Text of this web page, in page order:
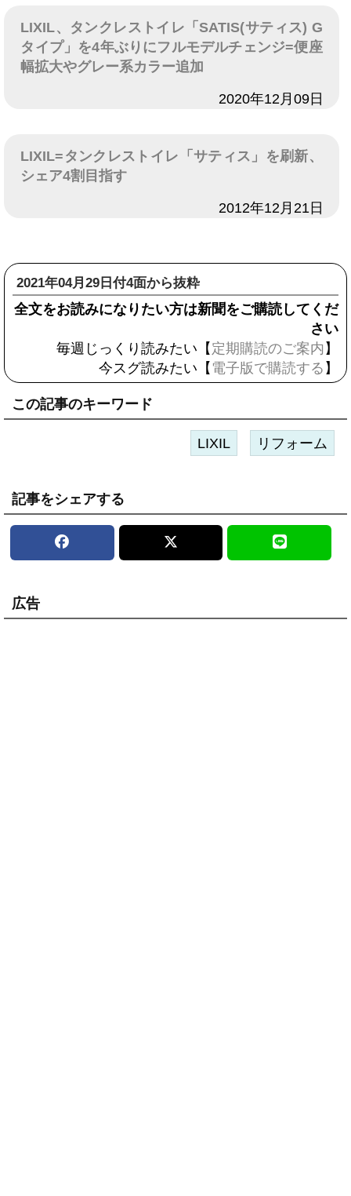
LIXIL、タンクレストイレ「SATIS(サティス) G
タイプ」を4年ぶりにフルモデルチェンジ=便座
幅拡大やグレー系カラー追加
2020年12月09日
LIXIL=タンクレストイレ「サティス」を刷新、
シェア4割目指す
2012年12月21日
2021年04月29日付4面から抜粋
全文をお読みになりたい方は新聞をご購読してくだ
さい
毎週じっくり読みたい【 定期購読のご案内 】
今スグ読みたい【 電子版で購読する 】
この記事のキーワード
LIXIL リフォーム
記事をシェアする
広告